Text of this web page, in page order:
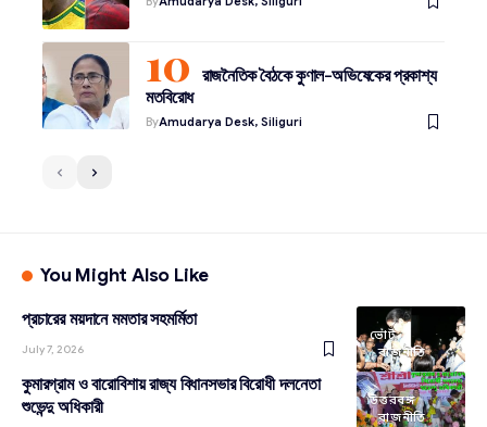
রাজনৈতিক বৈঠকে কুণাল-অভিষেকের প্রকাশ্য
মতবিরোধ
ByAmudarya Desk, Siliguri
You Might Also Like
ভোট
রাজনীতি
প্রচারের ময়দানে মমতার সহমর্মিতা
July 7, 2026
উত্তরবঙ্গ
রাজনীতি
কুমারগ্রাম ও বারোবিশায় রাজ্য বিধানসভার বিরোধী দলনেতা
শুভেন্দু অধিকারী